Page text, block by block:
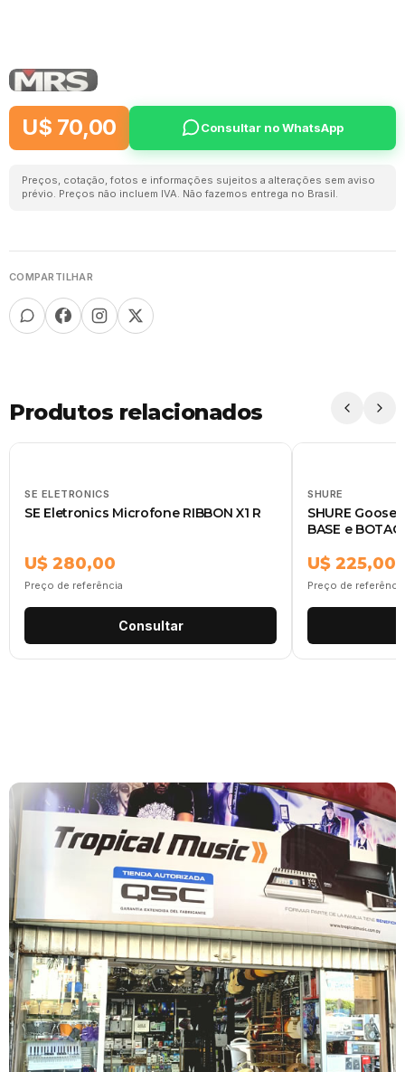
U$ 70,00 Consultar no WhatsApp
Preços, cotação, fotos e informações sujeitos a alterações sem aviso
prévio. Preços não incluem IVA. Não fazemos entrega no Brasil.
COMPARTILHAR
Produtos relacionados
SE ELETRONICS
SE Eletronics Microfone RIBBON X1 R
U$ 280,00
Preço de referência
Consultar
SHURE
SHURE
BASE e BOTAO
U$ 225,00
Preço de referência